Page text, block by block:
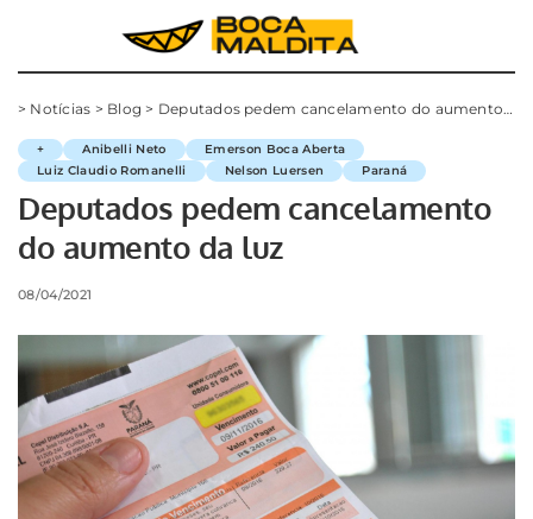
> Notícias > Blog > Deputados pedem cancelamento do aumento da luz
+ Anibelli Neto
Emerson Boca Aberta
Luiz Claudio Romanelli
Nelson Luersen Paraná
Deputados pedem cancelamento
do aumento da luz
08/04/2021